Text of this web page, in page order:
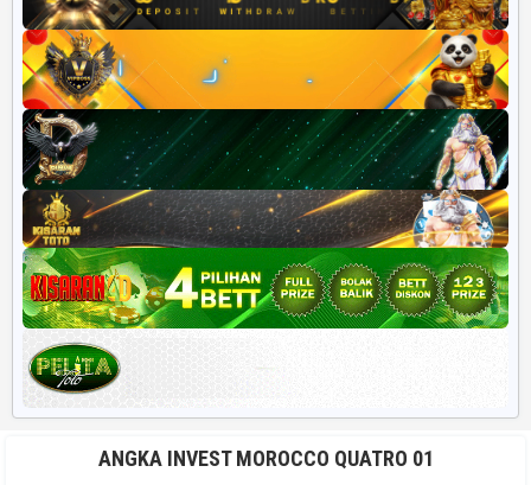
ANGKA INVEST MOROCCO QUATRO 01